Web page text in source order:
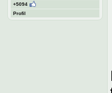
+5094
Profil